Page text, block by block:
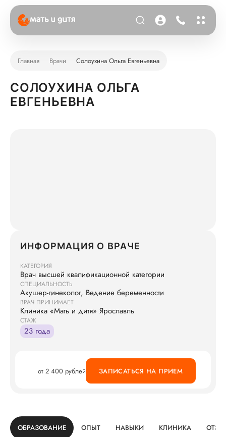
Главная Врачи Солоухина Ольга Евгеньевна
СОЛОУХИНА ОЛЬГА
ЕВГЕНЬЕВНА
ИНФОРМАЦИЯ О ВРАЧЕ
КАТЕГОРИЯ
Врач высшей квалификационной категории
СПЕЦИАЛЬНОСТЬ
Акушер-гинеколог, Ведение беременности
ВРАЧ ПРИНИМАЕТ
Клиника «Мать и дитя» Ярославль
СТАЖ
23 года
от 2 400 рублей ЗАПИСАТЬСЯ НА ПРИЕМ
ОБРАЗОВАНИЕ ОПЫТ НАВЫКИ КЛИНИКА